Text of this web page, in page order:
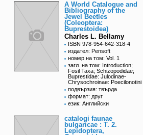
A World Catalogue and
Bibliography of the
Jewel Beetles
(Coleoptera:
Buprestoidea)
Charles L. Bellamy
ISBN 978-954-642-318-4
издател: Pensoft
номер на том: Vol. 1
загл. на том: Introduction;
Fosil Taxa; Schizopodidae;
Buprestidae: Julodinae-
Chrysochroinae: Poecilonotini
подвързия: твърда
формат: друг
език: Английски
catalogi faunae
bulgaricae : T. 2.
Lepidoptera,